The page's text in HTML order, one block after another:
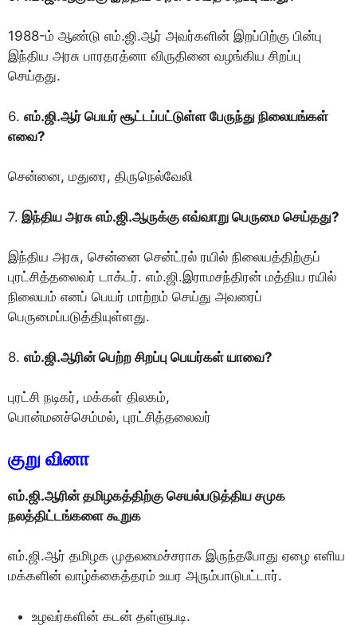
1988-ம் ஆண்டு எம்.ஜி.ஆர் அவர்களின் இறப்பிற்கு பின்பு
இந்திய அரசு பாரதரத்னா விருதினை வழங்கிய சிறப்பு
செய்தது.
6. எம்.ஜி.ஆர் பெயர் சூட்டப்பட்டுள்ள பேருந்து நிலையங்கள்
எவை?
சென்னை, மதுரை, திருநெல்வேலி
7. இந்திய அரசு எம்.ஜி.ஆருக்கு எவ்வாறு பெருமை செய்தது?
இந்திய அரசு, சென்னை சென்ட்ரல் ரயில் நிலையத்திற்குப்
புரட்சித்தலைவர் டாக்டர். எம்.ஜி.இராமசந்திரன் மத்திய ரயில்
நிலையம் எனப் பெயர் மாற்றம் செய்து அவரைப்
பெருமைப்படுத்தியுள்ளது.
8. எம்.ஜி.ஆரின் பெற்ற சிறப்பு பெயர்கள் யாவை?
புரட்சி நடிகர், மக்கள் திலகம்,
பொன்மனச்செம்மல், புரட்சித்தலைவர்
குறு வினா
எம்.ஜி.ஆரின் தமிழகத்திற்கு செயல்படுத்திய சமுக
நலத்திட்டங்களை கூறுக
எம்.ஜி.ஆர் தமிழக முதலமைச்சராக இருந்தபோது ஏழை எளிய
மக்களின் வாழ்க்கைத்தரம் உயர அரும்பாடுபட்டார்.
உழவர்களின் கடன் தள்ளுபடி.